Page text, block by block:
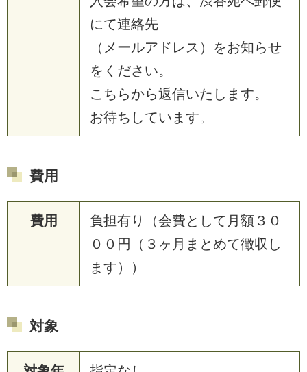
にて連絡先
（メールアドレス）をお知らせ
をください。
こちらから返信いたします。
お待ちしています。
費用
費用
負担有り（会費として月額３０
００円（３ヶ月まとめて徴収し
ます））
対象